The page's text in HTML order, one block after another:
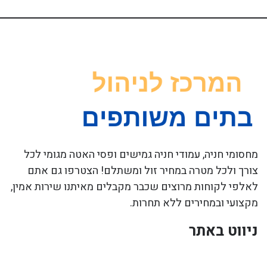
מחסומי חניה, עמודי חניה גמישים ופסי האטה מגומי לכל
צורך ולכל מטרה במחיר זול ומשתלם! הצטרפו גם אתם
לאלפי לקוחות מרוצים שכבר מקבלים מאיתנו שירות אמין,
מקצועי ובמחירים ללא תחרות.
ניווט באתר